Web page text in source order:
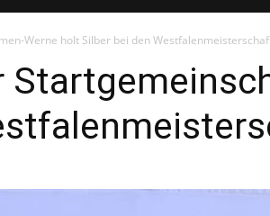
Werne holt Silber bei den